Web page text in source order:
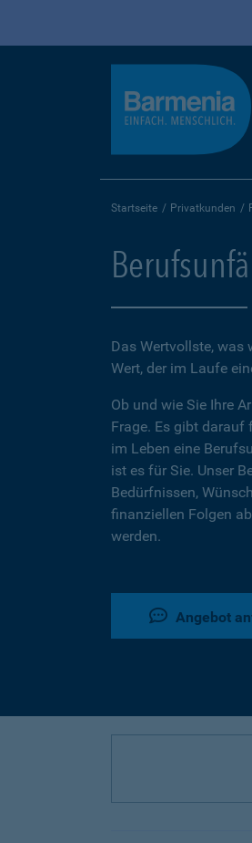
Startseite Privatkunden
Das Wertvollste, was
Wert, der im Laufe
Ob und wie Sie Ihre
Frage. Es gibt darauf
im Leben eine
ist es für Sie. Unser
Bedürfnissen,
finanziellen Folgen
werden.
Angebot